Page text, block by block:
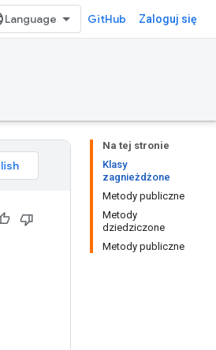
GitHub Zaloguj się
Na tej stronie
Klasy
zagnieżdżone
Metody publiczne
Metody
dziedziczone
Metody publiczne